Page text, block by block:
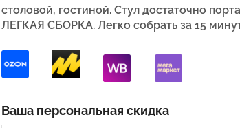
столовой, гостиной. Стул достаточно
ЛЕГКАЯ СБОРКА. Легко собрать за 15
Ваша персональная скидка